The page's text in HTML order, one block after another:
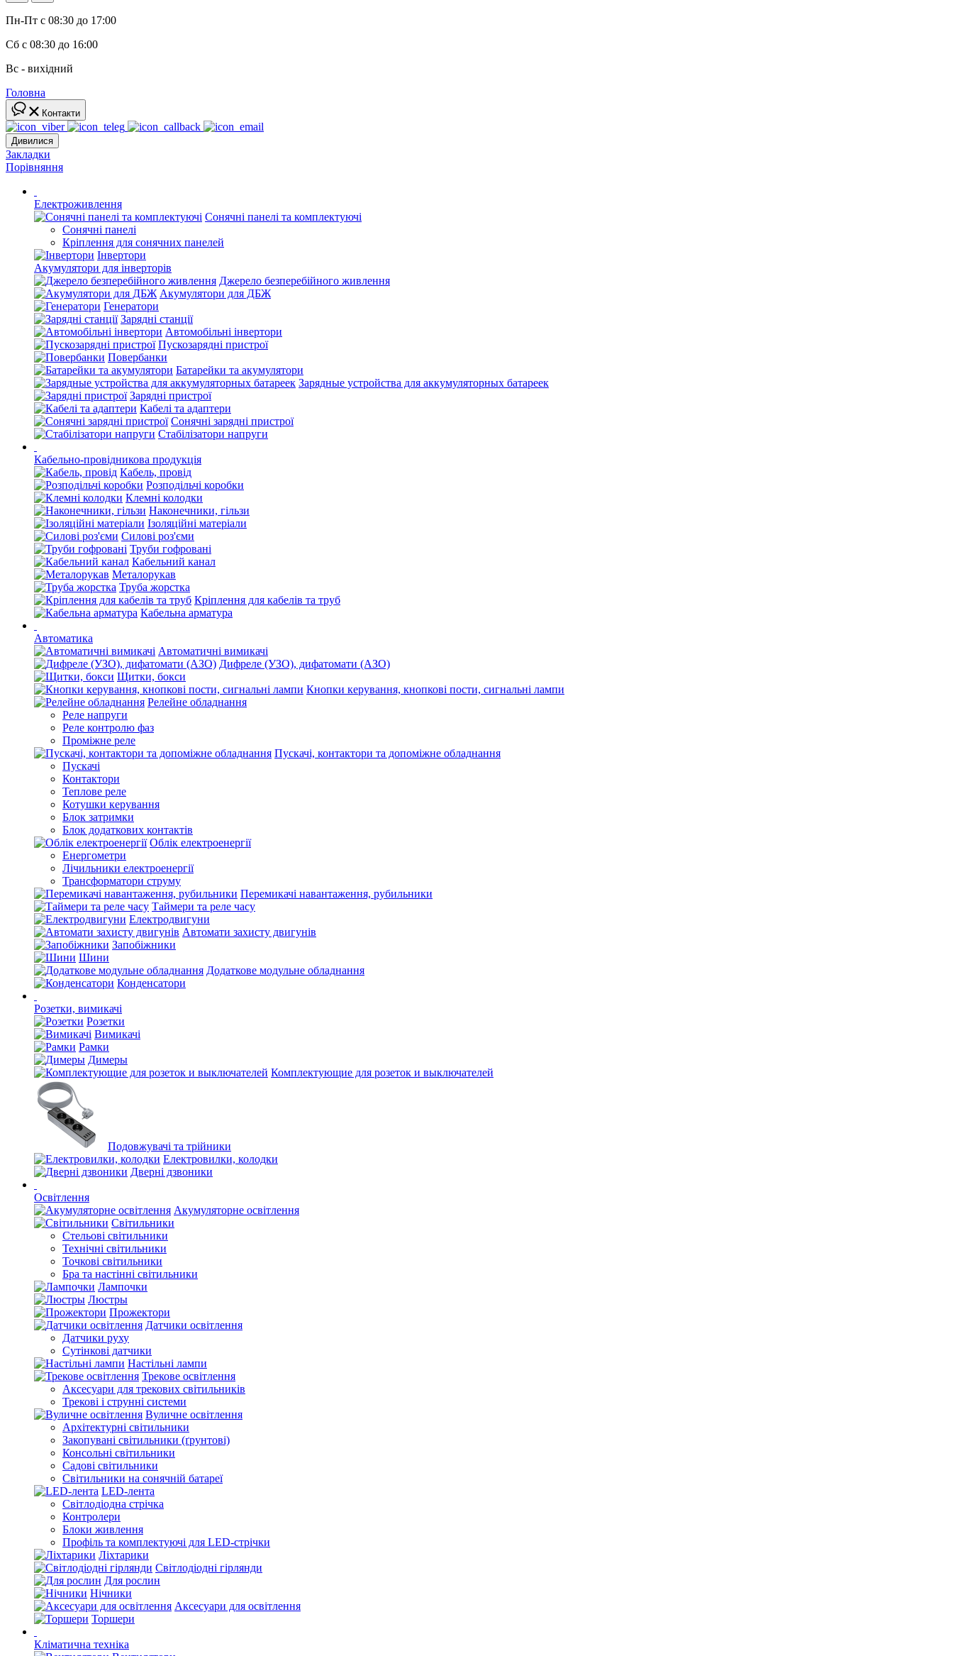
Пн-Пт с 08:30 до 17:00
Сб с 08:30 до 16:00
Вс - вихідний
Головна
Контакти
Дивилися
Закладки
Порівняння
Електроживлення
Сонячні панелі та комплектуючі
Сонячні панелі
Кріплення для сонячних панелей
Інвертори
Акумулятори для інверторів
Джерело безперебійного живлення
Акумулятори для ДБЖ
Генератори
Зарядні станції
Автомобільні інвертори
Пускозарядні пристрої
Повербанки
Батарейки та акумулятори
Зарядные устройства для аккумуляторных батареек
Зарядні пристрої
Кабелі та адаптери
Сонячні зарядні пристрої
Стабілізатори напруги
Кабельно-провідникова продукція
Кабель, провід
Розподільчі коробки
Клемні колодки
Наконечники, гільзи
Ізоляційні матеріали
Силові роз'єми
Труби гофровані
Кабельний канал
Металорукав
Труба жорстка
Кріплення для кабелів та труб
Кабельна арматура
Автоматика
Автоматичні вимикачі
Дифреле (УЗО), дифатомати (АЗО)
Щитки, бокси
Кнопки керування, кнопкові пости, сигнальні лампи
Релейне обладнання
Реле напруги
Реле контролю фаз
Проміжне реле
Пускачі, контактори та допоміжне обладнання
Пускачі
Контактори
Теплове реле
Котушки керування
Блок затримки
Блок додаткових контактів
Облік електроенергії
Енергометри
Лічильники електроенергії
Трансформатори струму
Перемикачі навантаження, рубильники
Таймери та реле часу
Електродвигуни
Автомати захисту двигунів
Запобіжники
Шини
Додаткове модульне обладнання
Конденсатори
Розетки, вимикачі
Розетки
Вимикачі
Рамки
Димеры
Комплектующие для розеток и выключателей
Подовжувачі та трійники
Електровилки, колодки
Дверні дзвоники
Освітлення
Акумуляторне освітлення
Світильники
Стельові світильники
Технічні світильники
Точкові світильники
Бра та настінні світильники
Лампочки
Люстры
Прожектори
Датчики освітлення
Датчики руху
Сутінкові датчики
Настільні лампи
Трекове освітлення
Аксесуари для трекових світильників
Трекові і струнні системи
Вуличне освітлення
Архітектурні світильники
Закопувані світильники (ґрунтові)
Консольні світильники
Садові світильники
Світильники на сонячній батареї
LED-лента
Світлодіодна стрічка
Контролери
Блоки живлення
Профіль та комплектуючі для LED-стрічки
Ліхтарики
Світлодіодні гірлянди
Для рослин
Нічники
Аксесуари для освітлення
Торшери
Кліматична техніка